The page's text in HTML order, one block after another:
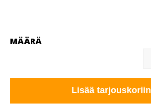
MÄÄRÄ
Lisää tarjouskoriin